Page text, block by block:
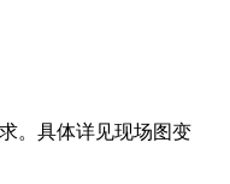
。具体详见现场图变